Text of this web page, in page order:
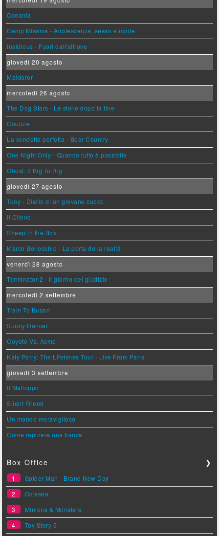
Oceania
Camp Miasma - Adolescenza, sesso e morte
Insidious - Fuori dall'altrove
giovedì 20 agosto
Maldoror
mercoledì 26 agosto
The Dog Stars - Le stelle dopo la fine
Couture
La vendetta perfetta - Bear Country
One Night Only - Quando tutto è possibile
Ghost: 2 Big To Rig
giovedì 27 agosto
Tony - Diario di un giovane cuoco
Il Cileno
Sheep in the Box
Marco Bellocchio - La porta della realtà
venerdì 28 agosto
Terminator 2 - Il giorno del giudizio
mercoledì 2 settembre
Train To Busan
Sunny Dancer
Coyote Vs. Acme
Katy Perry: The Lifetimes Tour - Live From Paris
giovedì 3 settembre
Il Malloppo
Silent Friend
Un mondo meraviglioso
Come rapinare una banca
Box Office ❯
1
Spider-Man - Brand New Day
2
Odissea
3
Minions & Monsters
4
Toy Story 5